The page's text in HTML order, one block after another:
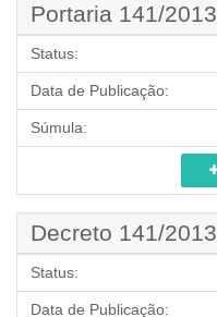
Portaria 141/2013
Status:
Data de Publicação:
Súmula:
Decreto 141/2013
Status:
Data de Publicação: